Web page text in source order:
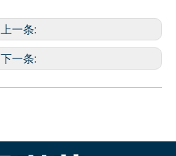
上一条:
下一条: